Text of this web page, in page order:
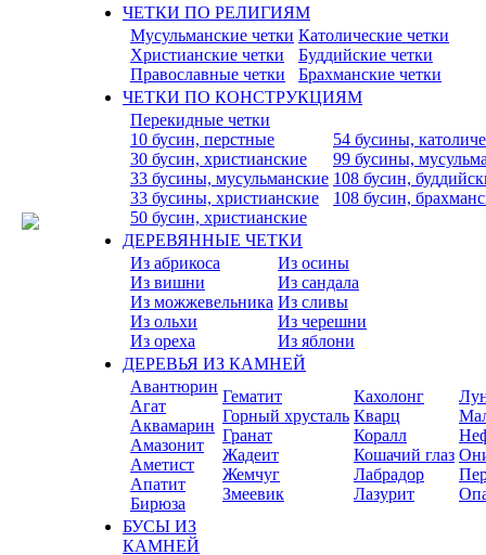
ЧЕТКИ ПО РЕЛИГИЯМ
Мусульманские четки
Христианские четки
Православные четки
Католические четки
Буддийские четки
Брахманские четки
ЧЕТКИ ПО КОНСТРУКЦИЯМ
Перекидные четки
10 бусин, перстные
30 бусин, христианские
33 бусины, мусульманские
33 бусины, христианские
50 бусин, христианские
54 бусины,
99 бусины,
108 бусин,
108 бусин,
ДЕРЕВЯННЫЕ ЧЕТКИ
Из абрикоса
Из вишни
Из можжевельника
Из ольхи
Из ореха
Из осины
Из сандала
Из сливы
Из черешни
Из яблони
ДЕРЕВЬЯ ИЗ КАМНЕЙ
Авантюрин
Агат
Аквамарин
Амазонит
Аметист
Апатит
Бирюза
Гематит
Горный хрусталь
Гранат
Жадеит
Жемчуг
Змеевик
Кахолонг
Кварц
Коралл
Кошачий глаз
Лабрадор
Лазурит
БУСЫ ИЗ
КАМНЕЙ